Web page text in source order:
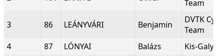
Team
3 86 LEÁNYVÁRI Benjamin
DVTK
Team
4
87 LÓNYAI Balázs
Kis-